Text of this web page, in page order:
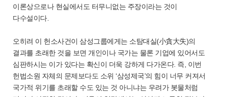
이론상으로나 현실에서도 터무니없는 주장이라는 것이
다수설이다.
오히려 이 헌소사건이 삼성그룹에게는 소탐대실(小貪大失)의
결과를 초래한 것을 보면 개인이나 국가는 물론 기업에 있어서도
심판하시는 이가 있다는 확신이 더욱 강하게 다가온다. 즉, 이번
헌법소원 자체의 문제보다도 소위 ‘삼성제국’의 힘이 너무 커져서
국가적 위기를 초래할 수도 있는 것 아니냐는 우려가 봇물처럼